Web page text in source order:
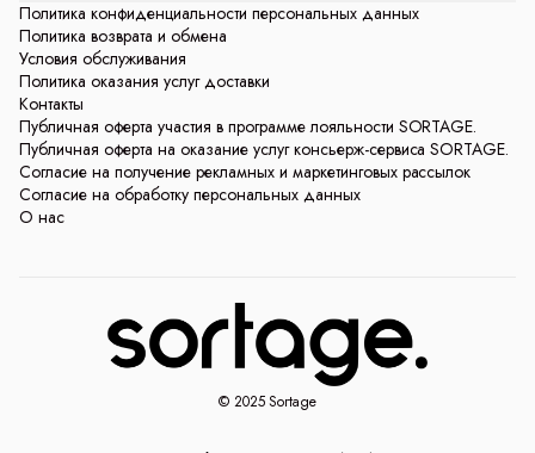
Политика конфиденциальности персональных данных
Политика возврата и обмена
Условия обслуживания
Политика оказания услуг доставки
Контакты
Публичная оферта участия в программе лояльности SORTAGE.
Публичная оферта на оказание услуг консьерж-сервиса SORTAGE.
Согласие на получение рекламных и маркетинговых рассылок
Согласие на обработку персональных данных
О нас
© 2025 Sortage